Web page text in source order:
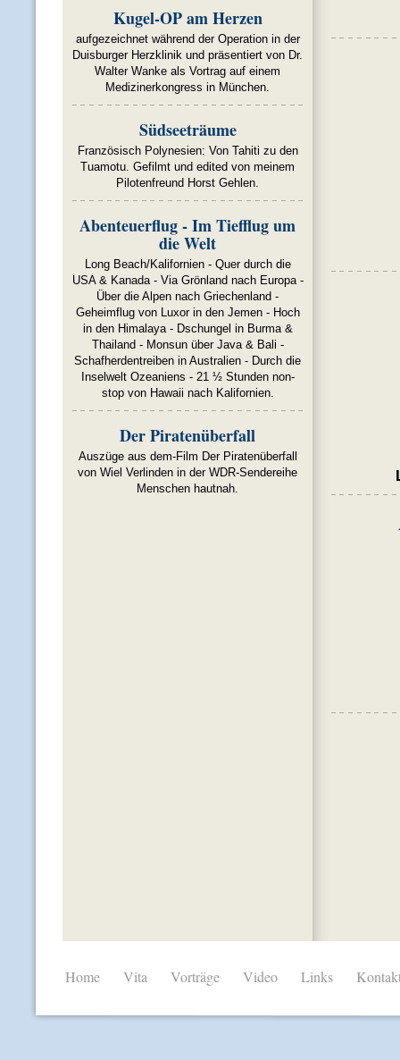
Kugel-OP am Herzen
aufgezeichnet während der Operation in der
Duisburger Herzklinik und präsentiert von Dr.
Walter Wanke als Vortrag auf einem
Medizinerkongress in München.
Südseeträume
Französisch Polynesien: Von Tahiti zu den
Tuamotu. Gefilmt und edited von meinem
Pilotenfreund Horst Gehlen.
Abenteuerflug - Im Tiefflug um
die Welt
Long Beach/Kalifornien - Quer durch die
USA & Kanada - Via Grönland nach Europa -
Über die Alpen nach Griechenland -
Geheimflug von Luxor in den Jemen - Hoch
in den Himalaya - Dschungel in Burma &
Thailand - Monsun über Java & Bali -
Schafherdentreiben in Australien - Durch die
Inselwelt Ozeaniens - 21 ½ Stunden non-
stop von Hawaii nach Kalifornien.
Der Piratenüberfall
Auszüge aus dem-Film Der Piratenüberfall
von Wiel Verlinden in der WDR-Sendereihe
Menschen hautnah.
Home Vita Vorträge Video Links